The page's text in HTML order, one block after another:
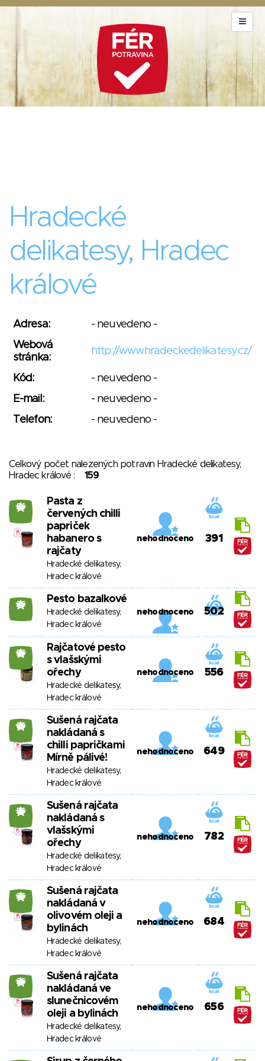
Hradecké
delikatesy, Hradec
králové
Adresa:
- neuvedeno -
Webová
stránka:
http://www.hradeckedelikatesy.cz/
Kód:
- neuvedeno -
E-mail:
- neuvedeno -
Telefon:
- neuvedeno -
Celkový počet nalezených potravin Hradecké delikatesy,
Hradec králové : 159
26
Pasta z
červených chilli
papriček
habanero s
rajčaty
Hradecké delikatesy,
Hradec králové
nehodnoceno 391
26 Pesto bazalkové
Hradecké delikatesy,
Hradec králové
nehodnoceno 502
26
Rajčatové pesto
s vlašskými
ořechy
Hradecké delikatesy,
Hradec králové
nehodnoceno 556
26
Sušená rajčata
nakládaná s
chilli papričkami
Mírně pálivé!
Hradecké delikatesy,
Hradec králové
nehodnoceno 649
26
Sušená rajčata
nakládaná s
vlašskými
ořechy
Hradecké delikatesy,
Hradec králové
nehodnoceno 782
26
Sušená rajčata
nakládaná v
olivovém oleji a
bylinách
Hradecké delikatesy,
Hradec králové
nehodnoceno 684
26
Sušená rajčata
nakládaná ve
slunečnicovém
oleji a bylinách
Hradecké delikatesy,
Hradec králové
nehodnoceno 656